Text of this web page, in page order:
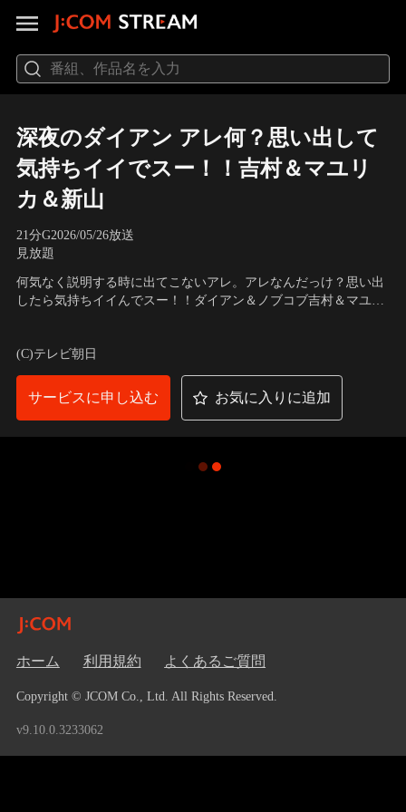
深夜のダイアン アレ何？思い出して
気持ちイイでスー！！吉村＆マユリ
カ＆新山
21分G2026/05/26放送
見放題
何気なく説明する時に出てこないアレ。アレなんだっけ？思い出
したら気持ちイイんでスー！！ダイアン＆ノブコブ吉村＆マユリ
しいアイス。アレなんだっけ？」
(C)テレビ朝日
サービスに申し込む お気に入りに追加
ホーム 利用規約 よくあるご質問
Copyright © JCOM Co., Ltd. All Rights Reserved.
v9.10.0.3233062